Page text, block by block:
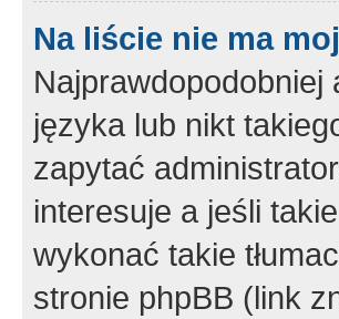
Na liście nie ma
Najprawdopodobniej
języka lub nikt
zapytać
interesuje a jeśli
wykonać takie
stronie phpBB (link